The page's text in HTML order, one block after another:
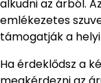
alkudni az árból.
emlékezetes
támogatják a
Ha érdeklődsz a